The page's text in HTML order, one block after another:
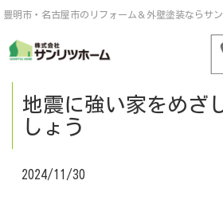
豊明市・名古屋市のリフォーム＆外壁塗装ならサ
地震に強い家をめざ
しょう
2024/11/30